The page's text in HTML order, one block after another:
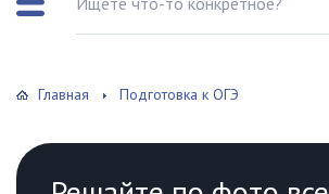
Главная Подготовка к ОГЭ